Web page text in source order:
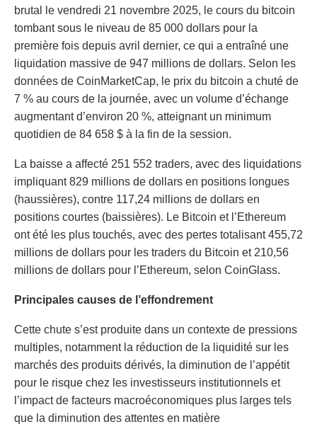
brutal le vendredi 21 novembre 2025, le cours du bitcoin
tombant sous le niveau de 85 000 dollars pour la
première fois depuis avril dernier, ce qui a entraîné une
liquidation massive de 947 millions de dollars. Selon les
données de CoinMarketCap, le prix du bitcoin a chuté de
7 % au cours de la journée, avec un volume d’échange
augmentant d’environ 20 %, atteignant un minimum
quotidien de 84 658 $ à la fin de la session.
La baisse a affecté 251 552 traders, avec des liquidations
impliquant 829 millions de dollars en positions longues
(haussières), contre 117,24 millions de dollars en
positions courtes (baissières). Le Bitcoin et l’Ethereum
ont été les plus touchés, avec des pertes totalisant 455,72
millions de dollars pour les traders du Bitcoin et 210,56
millions de dollars pour l’Ethereum, selon CoinGlass.
Principales causes de l’effondrement
Cette chute s’est produite dans un contexte de pressions
multiples, notamment la réduction de la liquidité sur les
marchés des produits dérivés, la diminution de l’appétit
pour le risque chez les investisseurs institutionnels et
l’impact de facteurs macroéconomiques plus larges tels
que la diminution des attentes en matière